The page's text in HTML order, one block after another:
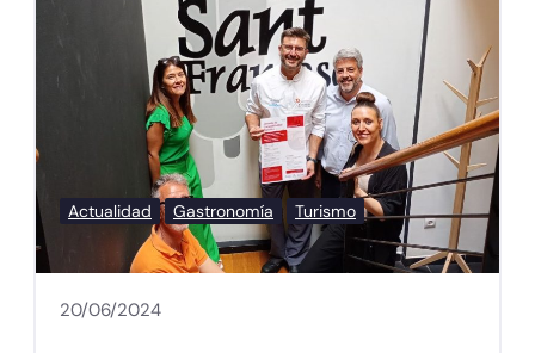
Actualidad Gastronomía Turismo
20/06/2024